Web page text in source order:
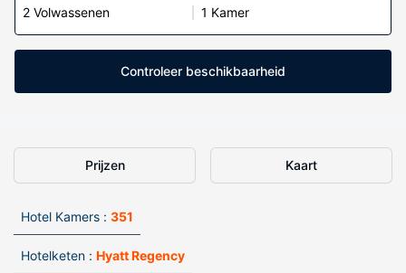
2 Volwassenen 1 Kamer
Controleer beschikbaarheid
Prijzen Kaart
Hotel Kamers : 351
Hotelketen : Hyatt Regency